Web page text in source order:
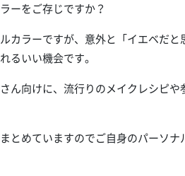
ーをご存じですか？
カラーですが、意外と「イエベだと
るいい機会です。
ん向けに、流行りのメイクレシピや
とめていますのでご自身のパーソ